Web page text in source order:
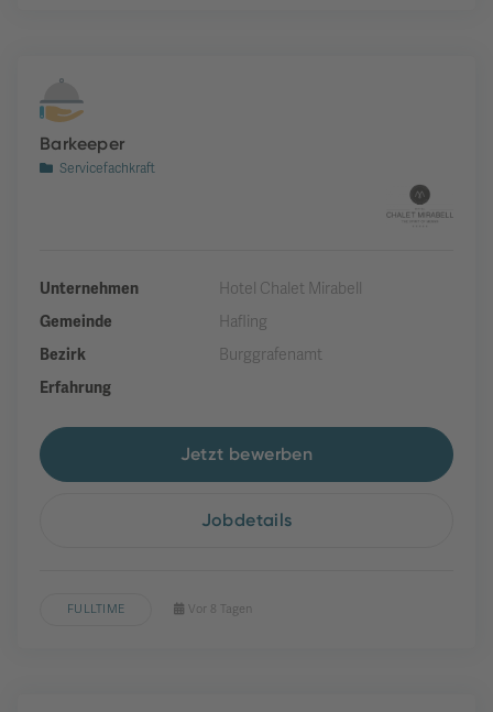
Barkeeper
Servicefachkraft
Unternehmen
Hotel Chalet Mirabell
Gemeinde
Hafling
Bezirk
Burggrafenamt
Erfahrung
Jetzt bewerben
Jobdetails
FULLTIME Vor 8 Tagen